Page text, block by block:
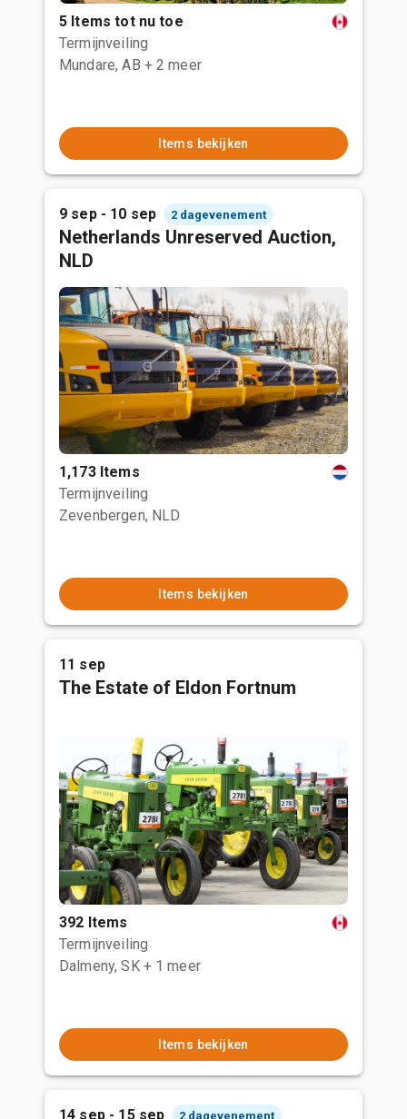
5 Items tot nu toe
Termijnveiling
Mundare, AB + 2 meer
Items bekijken
9 sep - 10 sep 2 dagevenement
Netherlands Unreserved Auction,
NLD
1,173 Items
Termijnveiling
Zevenbergen, NLD
Items bekijken
11 sep
The Estate of Eldon Fortnum
392 Items
Termijnveiling
Dalmeny, SK + 1 meer
Items bekijken
14 sep - 15 sep 2 dagevenement